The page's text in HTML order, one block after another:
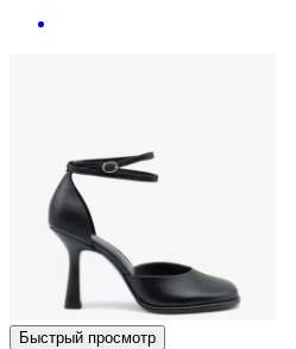
Быстрый просмотр